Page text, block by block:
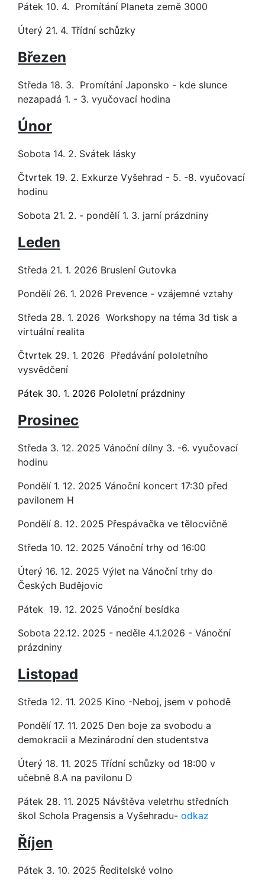
Pátek 10. 4. Promítání Planeta země 3000
Úterý 21. 4. Třídní schůzky
Březen
Středa 18. 3. Promítání Japonsko - kde slunce
nezapadá 1. - 3. vyučovací hodina
Únor
Sobota 14. 2. Svátek lásky
Čtvrtek 19. 2. Exkurze Vyšehrad - 5. -8. vyučovací
hodinu
Sobota 21. 2. - pondělí 1. 3. jarní prázdniny
Leden
Středa 21. 1. 2026 Bruslení Gutovka
Pondělí 26. 1. 2026 Prevence - vzájemné vztahy
Středa 28. 1. 2026 Workshopy na téma 3d tisk a
virtuální realita
Čtvrtek 29. 1. 2026 Předávání pololetního
vysvědčení
Pátek 30. 1. 2026 Pololetní prázdniny
Prosinec
Středa 3. 12. 2025 Vánoční dílny 3. -6. vyučovací
hodinu
Pondělí 1. 12. 2025 Vánoční koncert 17:30 před
pavilonem H
Pondělí 8. 12. 2025 Přespávačka ve tělocvičně
Středa 10. 12. 2025 Vánoční trhy od 16:00
Úterý 16. 12. 2025 Výlet na Vánoční trhy do
Českých Budějovic
Pátek 19. 12. 2025 Vánoční besídka
Sobota 22.12. 2025 - neděle 4.1.2026 - Vánoční
prázdniny
Listopad
Středa 12. 11. 2025 Kino -Neboj, jsem v pohodě
Pondělí 17. 11. 2025 Den boje za svobodu a
demokracii a Mezinárodní den studentstva
Úterý 18. 11. 2025 Třídní schůzky od 18:00 v
učebně 8.A na pavilonu D
Pátek 28. 11. 2025 Návštěva veletrhu středních
škol Schola Pragensis a Vyšehradu- odkaz
Říjen
Pátek 3. 10. 2025 Ředitelské volno